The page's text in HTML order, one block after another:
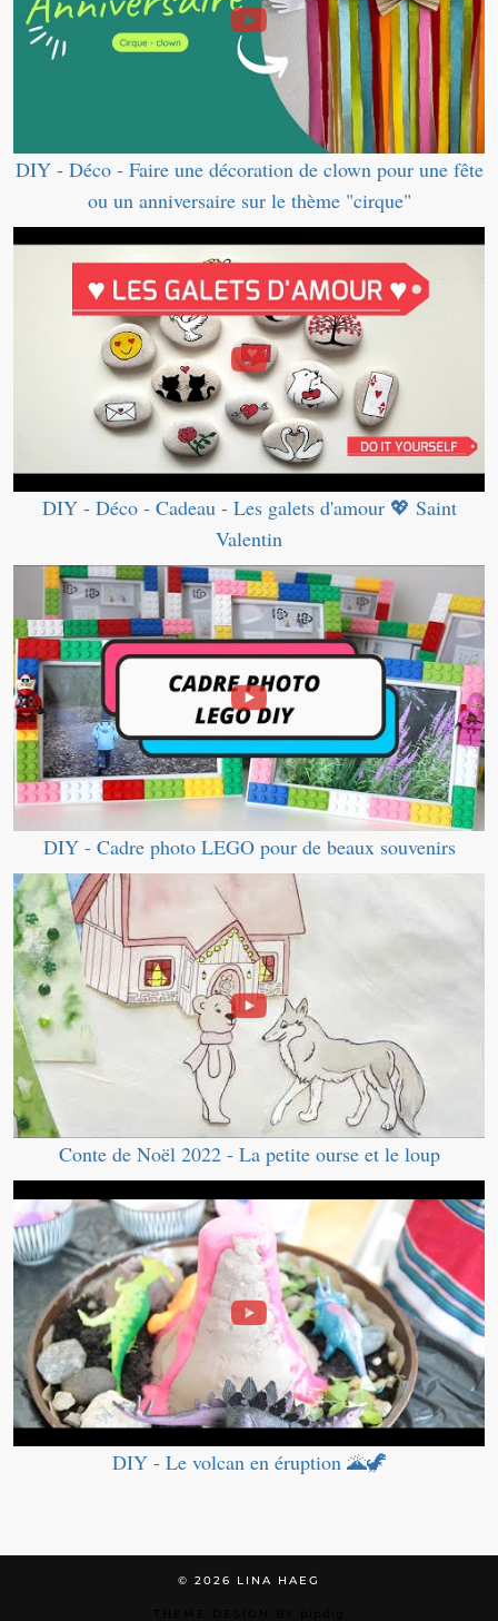
DIY - Déco - Faire une décoration de clown pour une fête
ou un anniversaire sur le thème "cirque"
DIY - Déco - Cadeau - Les galets d'amour 💖 Saint
Valentin
DIY - Cadre photo LEGO pour de beaux souvenirs
Conte de Noël 2022 - La petite ourse et le loup
DIY - Le volcan en éruption 🌋🦖
© 2026 LINA HAEG